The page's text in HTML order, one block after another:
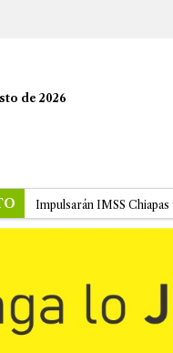
de 2026
Impulsarán IMSS